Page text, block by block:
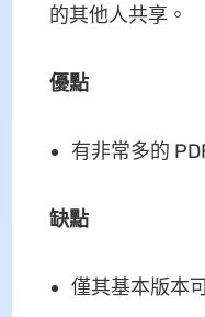
的其他人共享。
優點
有非常多的
缺點
僅其基本版本